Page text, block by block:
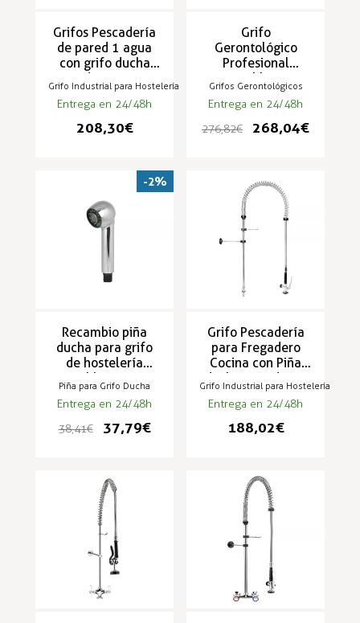
Grifos Pescadería
de pared 1 agua
con grifo ducha
rociadora - TSP-8
Grifo Industrial para Hostelería
Entrega en 24/48h
208,30 €
Grifo
Gerontológico
Profesional
Extensible para
Hostelería de 2
aguas - ZN-5G
Grifos Gerontológicos
Entrega en 24/48h
276,82 €
268,04 €
Recambio piña
ducha para grifo
de hostelería
extraíble - FR-232
Piña para Grifo Ducha
Entrega en 24/48h
38,41 €
37,79 €
-2%
Grifo Pescadería
para Fregadero
Cocina con Piña
ducha rociadora -
ZN-3
Grifo Industrial para Hostelería
Entrega en 24/48h
188,02 €